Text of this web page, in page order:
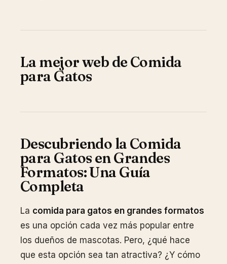
La mejor web de Comida
para Gatos
Descubriendo la Comida
para Gatos en Grandes
Formatos: Una Guía
Completa
La comida para gatos en grandes formatos
es una opción cada vez más popular entre
los dueños de mascotas. Pero, ¿qué hace
que esta opción sea tan atractiva? ¿Y cómo